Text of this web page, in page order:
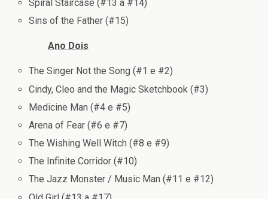
Spiral Staircase (#13 a #14)
Sins of the Father (#15)
Ano Dois
The Singer Not the Song (#1 e #2)
Cindy, Cleo and the Magic Sketchbook (#3)
Medicine Man (#4 e #5)
Arena of Fear (#6 e #7)
The Wishing Well Witch (#8 e #9)
The Infinite Corridor (#10)
The Jazz Monster / Music Man (#11 e #12)